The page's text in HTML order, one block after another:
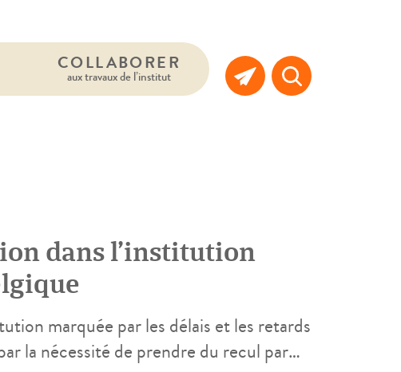
COLLABORER
aux travaux de l’institut
dans l’institution
marquée par les délais et les retards
la nécessité de prendre du recul par